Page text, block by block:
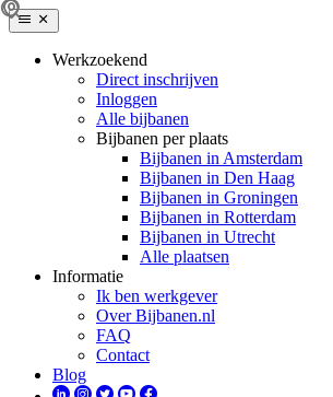
Werkzoekend
Direct inschrijven
Inloggen
Alle bijbanen
Bijbanen per plaats
Bijbanen in Amsterdam
Bijbanen in Den Haag
Bijbanen in Groningen
Bijbanen in Rotterdam
Bijbanen in Utrecht
Alle plaatsen
Informatie
Ik ben werkgever
Over Bijbanen.nl
FAQ
Contact
Blog